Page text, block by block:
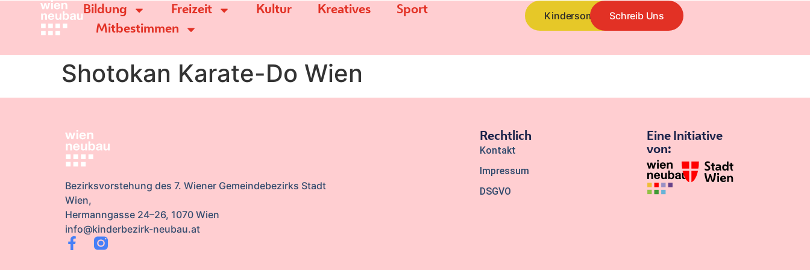
Bildung Freizeit Kultur Kreatives
Sport
Mitbestimmen
KindersommerSchreib Uns
Shotokan Karate-Do Wien
Bezirksvorstehung des 7. Wiener Gemeindebezirks Stadt
Wien,
Hermanngasse 24–26, 1070 Wien
info@kinderbezirk-neubau.at
Rechtlich
Kontakt
Impressum
DSGVO
Eine Initiative
von: